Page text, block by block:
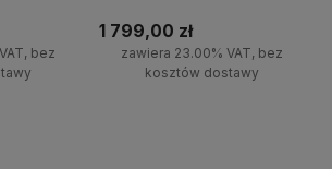
bez
1 799,00 zł
zawiera 23.00% VAT, bez
kosztów dostawy